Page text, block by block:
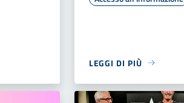
LEGGI DI PIÙ